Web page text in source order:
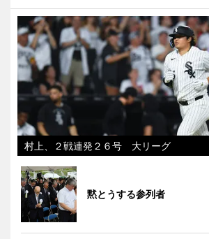
村上、２戦連発２６号 大リーグ
黙とうする参列者